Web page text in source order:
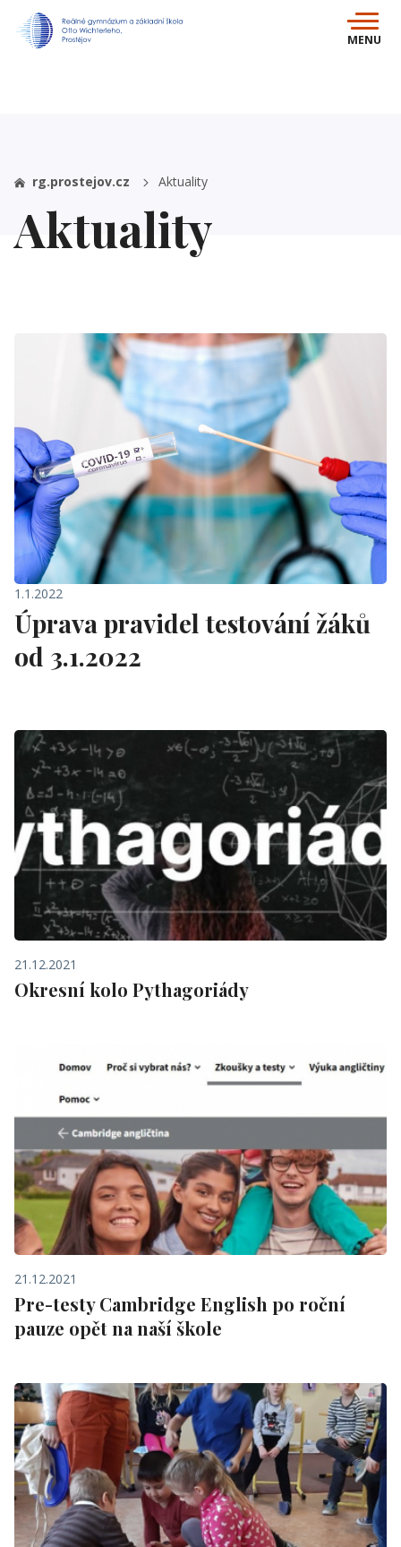
MENU
rg.prostejov.cz Aktuality
Aktuality
1.1.2022
Úprava pravidel testování žáků
od 3.1.2022
21.12.2021
Okresní kolo Pythagoriády
21.12.2021
Pre-testy Cambridge English po roční
pauze opět na naší škole